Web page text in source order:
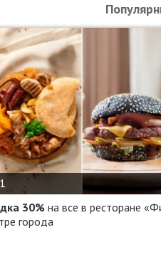
1
30% на все в ресторане
города